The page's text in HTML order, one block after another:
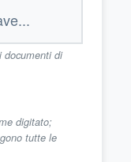
documenti di
digitato;
tutte le